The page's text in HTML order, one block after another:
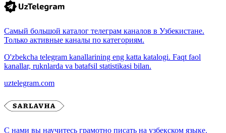
Самый большой каталог телеграм каналов в Узбекистане.
Только активные каналы по категориям.
O'zbekcha telegram kanallarining eng katta katalogi. Faqt faol
kanallar, ruknlarda va batafsil statistikasi bilan.
uztelegram.com
С нами вы научитесь грамотно писать на узбекском языке.